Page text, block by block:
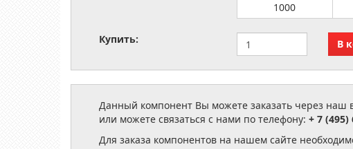
1000
Купить:
Данный компонент Вы можете заказать через наш
или можете связаться с нами по телефону: + 7 (495)
Для заказа компонентов на нашем сайте